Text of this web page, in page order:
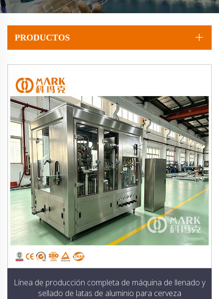
PRODUCTOS
Línea de producción completa de máquina de llenado y
sellado de latas de aluminio para cerveza